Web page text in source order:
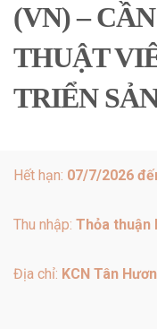
(VN) –
THUẬT
TRIỂN
Hết hạn: 07/7/2026
Thu nhập: Thỏa thuận
Địa chỉ: KCN Tân